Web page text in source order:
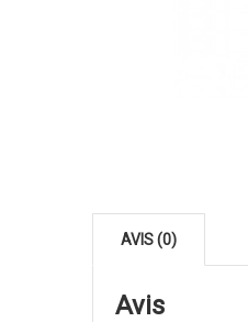
AVIS (0)
Avis